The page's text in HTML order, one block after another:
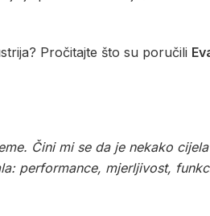
Pročitajte što su poručili
Čini mi se da je nekako
performance, mjerljivost,